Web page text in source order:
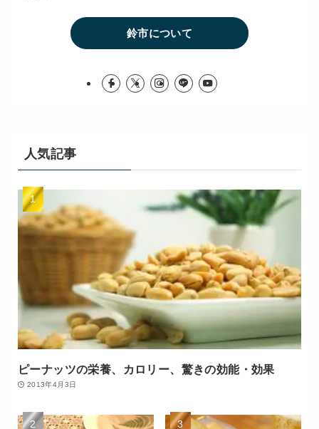
鈴市について
人気記事
ピーナッツの栄養、カロリー、驚きの効能・効果
2013年4月3日